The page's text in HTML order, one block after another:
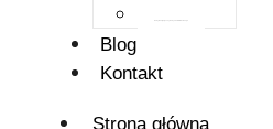
Blog
Kontakt
Strona główna